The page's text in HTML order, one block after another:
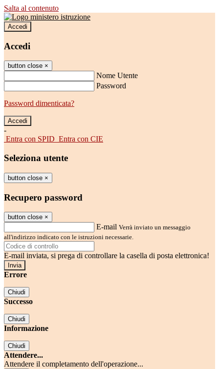
Salta al contenuto
Accedi
Accedi
button close ×
Nome Utente
Password
Password dimenticata?
-
Entra con SPID Entra con CIE
Seleziona utente
button close ×
Recupero password
button close ×
E-mail Verrà inviato un messaggio
all'indirizzo indicato con le istruzioni necessarie.
E-mail inviata, si prega di controllare la casella di posta elettronica!
Errore
Chiudi
Successo
Chiudi
Informazione
Chiudi
Attendere...
Attendere il completamento dell'operazione...